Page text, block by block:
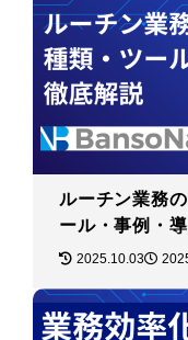
ルーチン業務
ール・事例・
2025.10.03